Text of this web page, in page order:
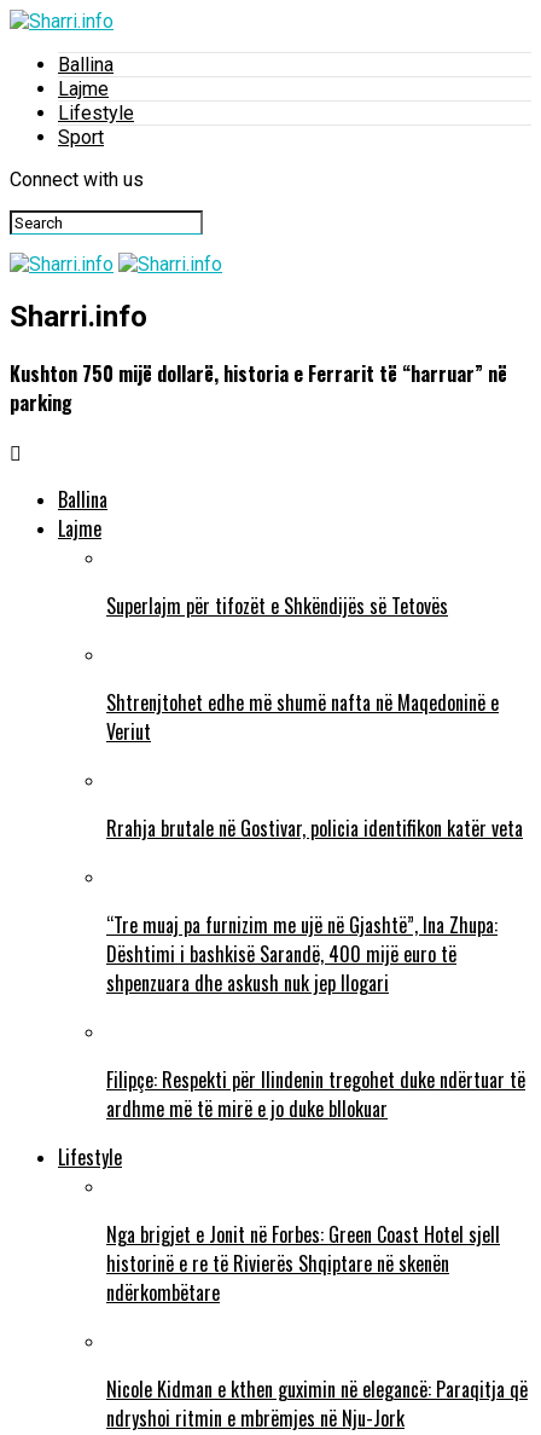
Ballina
Lajme
Lifestyle
Sport
Connect with us
Sharri.info
Kushton 750 mijë dollarë, historia e Ferrarit të “harruar” në
parking
Ballina
Lajme
Superlajm për tifozët e Shkëndijës së Tetovës
Shtrenjtohet edhe më shumë nafta në Maqedoninë e
Veriut
Rrahja brutale në Gostivar, policia identifikon katër veta
“Tre muaj pa furnizim me ujë në Gjashtë”, Ina Zhupa:
Dështimi i bashkisë Sarandë, 400 mijë euro të
shpenzuara dhe askush nuk jep llogari
Filipçe: Respekti për Ilindenin tregohet duke ndërtuar të
ardhme më të mirë e jo duke bllokuar
Lifestyle
Nga brigjet e Jonit në Forbes: Green Coast Hotel sjell
historinë e re të Rivierës Shqiptare në skenën
ndërkombëtare
Nicole Kidman e kthen guximin në elegancë: Paraqitja që
ndryshoi ritmin e mbrëmjes në Nju-Jork